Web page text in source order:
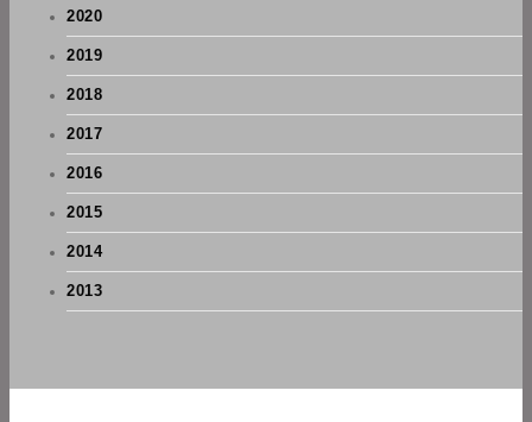
2020
2019
2018
2017
2016
2015
2014
2013